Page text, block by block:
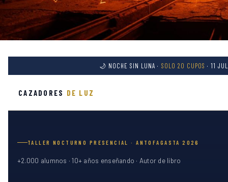
🌙 NOCHE SIN LUNA · SOLO 20 CUPOS · 11
CAZADORES DE LUZ
TALLER NOCTURNO PRESENCIAL · ANTOFAGASTA 2026
+2.000 alumnos · 10+ años enseñando · Autor de libro